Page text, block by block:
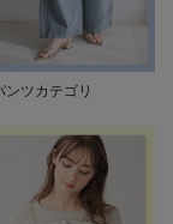
ンツカテゴリ